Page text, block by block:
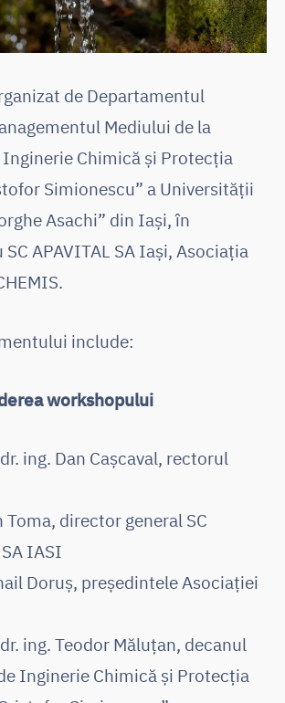
de Departamentul
Mediului de la
Chimică și Protecția
Simionescu” a Universității
Asachi” din Iași, în
APAVITAL SA Iași, Asociația
include:
workshopului
ing. Dan Cașcaval, rectorul
Toma, director general SC
IASI
Doruș, președintele Asociației
ing. Teodor Măluțan, decanul
Inginerie Chimică și Protecția